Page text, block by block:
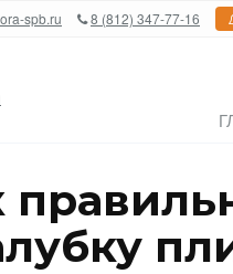
spb.ru 8 (812) 347-77-16